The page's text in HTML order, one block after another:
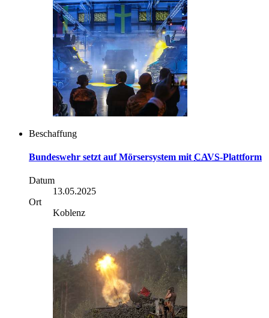
Beschaffung
Bundeswehr setzt auf Mörsersystem mit CAVS-Plattform
Datum
13.05.2025
Ort
Koblenz